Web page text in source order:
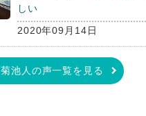
しい
2020年09月14日
菊池人の声一覧を見る